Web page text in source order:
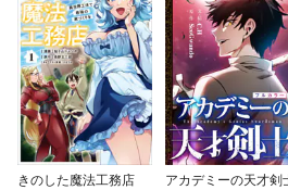
きのした魔法工務店
アカデミーの天才剣